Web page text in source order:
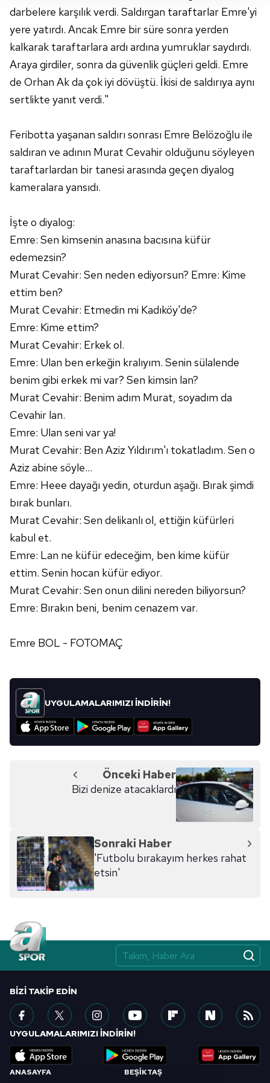
takdirde, kullanıcılara hedefli reklamlar
gösterilmeyecektir."
Sizlere daha iyi bir hizmet sunabilmek için İnternet
Sitemizde kendimize ve üçüncü kişilere ait çerezler
kullanılmaktadır. Bu çerezler vasıtasıyla çeşitli kişisel
verileriniz işlenmekte olup gerekli olan çerezler bilgi
toplumu hizmetlerinin sunulması amacıyla
kılınması ve kişiselleştirilmesi ve sizlere yönelik
reklam/pazarlama faaliyetlerinin yapılması, amaçlarıyla
sınırlı olarak açık rızanız dahilinde kullanılacaktır.
Çerezlere ilişkin tercihlerinizi aşağıda yer alan panel
için Ayarlar butonuna tıklayabilir,
Metnimiziziyaret edebilirsiniz.
6698 sayılı Kişisel Verilerin Korunması Kanunu uyarınca
hazırlanmış Aydınlatma Metnimizi okumak ve sitemizde
ilgili mevzuata uygun olarak kullanılan çerezlerle ilgili bilgi
almak için lütfen tıklayınız.
darbelere karşılık verdi. Saldırgan taraftarlar Emre'yi
yere yatırdı. Ancak Emre bir süre sonra yerden
kalkarak taraftarlara ardı ardına yumruklar saydırdı.
Araya girdiler, sonra da güvenlik güçleri geldi. Emre
de Orhan Ak da çok iyi dövüştü. İkisi de saldırıya aynı
sertlikte yanıt verdi."
Feribotta yaşanan saldırı sonrası Emre Belözoğlu ile
saldıran ve adının Murat Cevahir olduğunu söyleyen
taraftarlardan bir tanesi arasında geçen diyalog
kameralara yansıdı.
İşte o diyalog:
Emre: Sen kimsenin anasına bacısına küfür
edemezsin?
Murat Cevahir: Sen neden ediyorsun? Emre: Kime
ettim ben?
Murat Cevahir: Etmedin mi Kadıköy'de?
Emre: Kime ettim?
Murat Cevahir: Erkek ol.
Emre: Ulan ben erkeğin kralıyım. Senin sülalende
benim gibi erkek mi var? Sen kimsin lan?
Murat Cevahir: Benim adım Murat, soyadım da
Cevahir lan.
Emre: Ulan seni var ya!
Murat Cevahir: Ben Aziz Yıldırım'ı tokatladım. Sen o
Aziz abine söyle...
Emre: Heee dayağı yedin, oturdun aşağı. Bırak şimdi
bırak bunları.
Murat Cevahir: Sen delikanlı ol, ettiğin küfürleri
kabul et.
Emre: Lan ne küfür edeceğim, ben kime küfür
ettim. Senin hocan küfür ediyor.
Murat Cevahir: Sen onun dilini nereden biliyorsun?
Emre: Bırakın beni, benim cenazem var.
Emre BOL - FOTOMAÇ
UYGULAMALARIMIZI İNDİRİN!
Önceki Haber
Bizi denize atacaklardı
Sonraki Haber
'Futbolu bırakayım herkes rahat
etsin'
ANASAYFA
BEŞİKTAŞ
BIZI TAKIP EDIN
UYGULAMALARIMIZI İNDİRİN!